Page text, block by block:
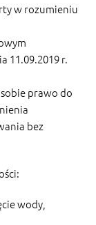
w rozumieniu
11.09.2019 r.
prawo do
bez
wody,